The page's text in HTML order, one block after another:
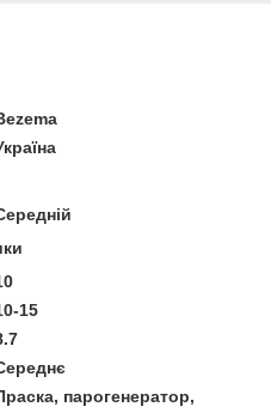
15
парогенератор,